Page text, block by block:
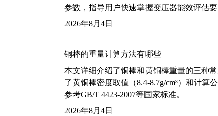
参数，指导用户快速掌握变压器能效评估要
2026年8月4日
铜棒的重量计算方法有哪些
本文详细介绍了铜棒和黄铜棒重量的三种
了黄铜棒密度取值（8.4-8.7g/cm³）和计
参考GB/T 4423-2007等国家标准。
2026年8月4日